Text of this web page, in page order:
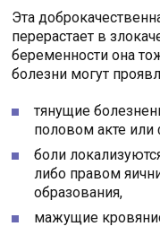
Эта
перерастает в
беременности она
болезни могут
тянущие
половом акте или
боли
либо правом
образования,
мажущие